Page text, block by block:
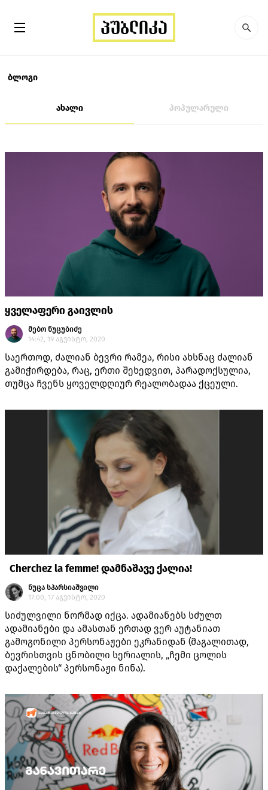
ბლოგი
ახალი პოპულარული
ყველაფერი გაივლის
მებო ნუცუბიძე
14:42, 19 აგვისტო, 2020
საერთოდ, ძალიან ბევრი რამეა, რისი ახსნაც ძალიან
გამიჭირდება, რაც, ერთი შეხედვით, პარადოქსულია,
თუმცა ჩვენს ყოველდღიურ რეალობადაა ქცეული.
Cherchez la femme! დამნაშავე ქალია!
ნუცა სპარსიაშვილი
17:00, 17 აგვისტო, 2020
სიძულვილი ნორმად იქცა. ადამიანებს სძულთ
ადამიანები და ამასთან ერთად ვერ აუტანიათ
გამოგონილი პერსონაჟები ეკრანიდან (მაგალითად,
ბევრისთვის ცნობილი სერიალის, „ჩემი ცოლის
დაქალების“ პერსონაჟი ნინა).